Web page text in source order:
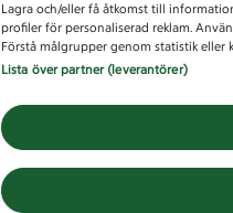
Lagra och/eller få åtkomst till
profiler för personaliserad reklam.
Förstå målgrupper genom statistik eller
Lista över partner (leverantörer)